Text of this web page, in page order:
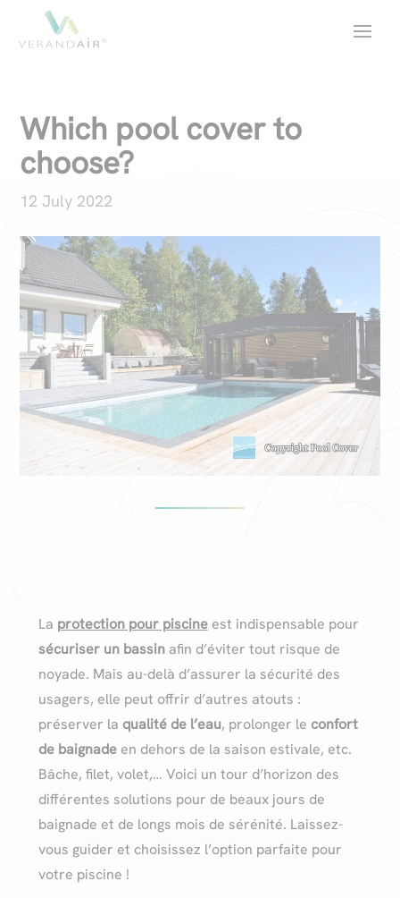
Which pool cover to
choose?
12 July 2022
La protection pour piscineest indispensable pour
sécuriser un bassinafin d’éviter tout risque de
noyade. Mais au-delà d’assurer la sécurité des
usagers, elle peut offrir d’autres atouts :
préserver la qualité de l’eau, prolonger le confort
de baignadeen dehors de la saison estivale, etc.
Bâche, filet, volet,… Voici un tour d’horizon des
différentes solutions pour de beaux jours de
baignade et de longs mois de sérénité. Laissez-
vous guider et choisissez l’option parfaite pour
votre piscine !